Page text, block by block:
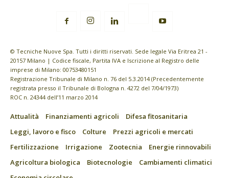
© Tecniche Nuove Spa. Tutti i diritti riservati. Sede legale Via Eritrea 21 -
20157 Milano | Codice fiscale, Partita IVA e Iscrizione al Registro delle
imprese di Milano: 00753480151
Registrazione Tribunale di Milano n. 76 del 5.3.2014 (Precedentemente
registrata presso il Tribunale di Bologna n. 4272 del 7/04/1973)
ROC n. 24344 dell’11 marzo 2014
Attualità Finanziamenti agricoli
Difesa fitosanitaria
Leggi, lavoro e fisco
Colture
Prezzi agricoli e mercati
Fertilizzazione
Irrigazione Zootecnia
Energie rinnovabili
Agricoltura biologica
Biotecnologie
Cambiamenti climatici